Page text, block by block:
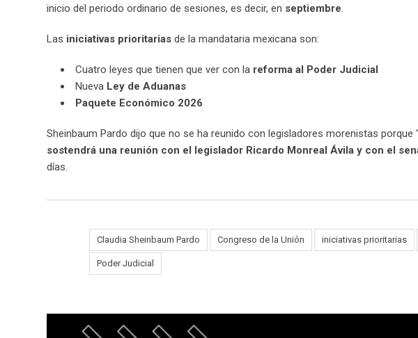
inicio del periodo ordinario de sesiones, es decir, en septiembre.
Las iniciativas prioritarias de la mandataria mexicana son:
Cuatro leyes que tienen que ver con la reforma al Poder Judicial
Nueva Ley de Aduanas
Paquete Económico 2026
Sheinbaum Pardo dijo que no se ha reunido con legisladores morenistas porque
sostendrá una reunión con el legislador Ricardo Monreal Ávila y con el
días.
Claudia Sheinbaum Pardo Congreso de la Unión iniciativas prioritarias
Poder Judicial